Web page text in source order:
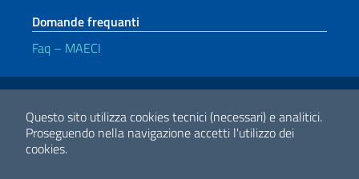
Questo sito utilizza cookies tecnici (necessari) e analitici.
Proseguendo nella navigazione accetti l'utilizzo dei
cookies.
Domande frequanti
Faq – MAECI
Link Utili